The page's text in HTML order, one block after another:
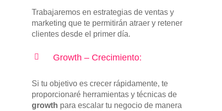
Trabajaremos en estrategias de ventas y
marketing que te permitirán atraer y retener
clientes desde el primer día.
Growth – Crecimiento:
Si tu objetivo es crecer rápidamente, te
proporcionaré herramientas y técnicas de
growth para escalar tu negocio de manera